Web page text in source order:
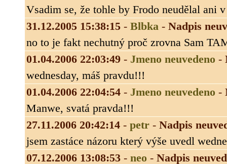
Vsadim se, že tohle by Frodo neudělal
31.12.2005 15:38:15 - Blbka - Nadpis
no to je fakt nechutný proč zrovna Sam
01.04.2006 22:03:49 - Jmeno neuvedeno -
wednesday, máš pravdu!!!
01.04.2006 22:04:54 - Jmeno neuvedeno -
Manwe, svatá pravda!!!
27.11.2006 20:42:14 - petr - Nadpis
jsem zastáce názoru který výše uvedl
07.12.2006 13:08:53 - neo - Nadpis